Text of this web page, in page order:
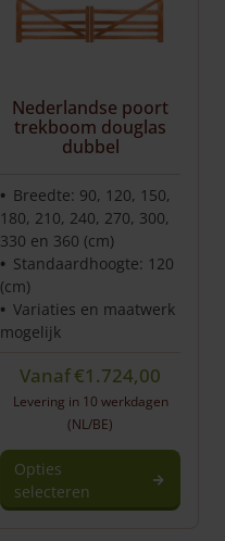
Nederlandse poort
trekboom douglas
dubbel
Breedte: 90, 120, 150,
180, 210, 240, 270, 300,
330 en 360 (cm)
Standaardhoogte: 120
(cm)
Variaties en maatwerk
mogelijk
Vanaf€1.724,00
Levering in 10 werkdagen
(NL/BE)
Opties
selecteren